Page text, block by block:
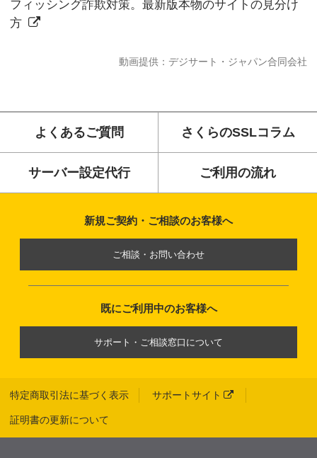
フィッシング詐欺対策。最新版本物のサイトの見分け
方
動画提供：デジサート・ジャパン合同会社
よくあるご質問 さくらのSSLコラム
サーバー設定代行 ご利用の流れ
新規ご契約・ご相談のお客様へ
ご相談・お問い合わせ
既にご利用中のお客様へ
サポート・ご相談窓口について
特定商取引法に基づく表示 サポートサイト
証明書の更新について